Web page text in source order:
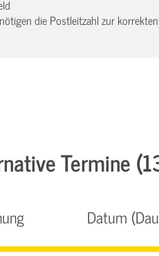
die Postleitzahl zur
Termine
Datum